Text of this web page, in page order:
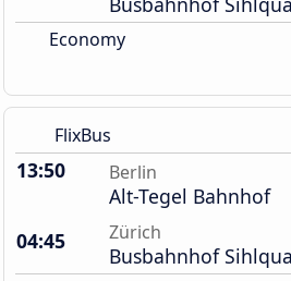
Economy
FlixBus
13:50 Berlin
Alt-Tegel Bahnhof
04:45
Zürich
Busbahnhof